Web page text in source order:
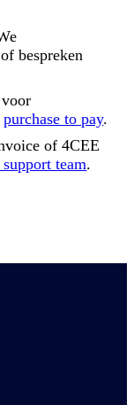
bespreken
purchase to pay.
of 4CEE
team.